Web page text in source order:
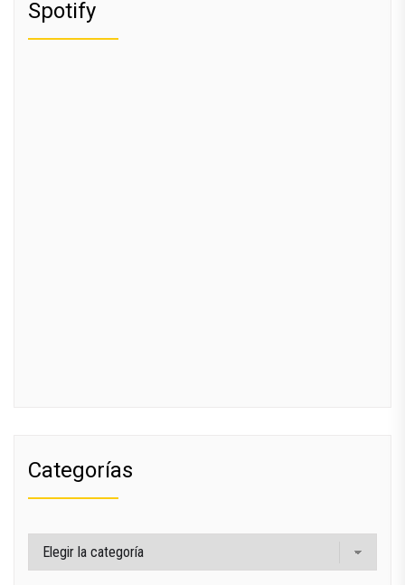
Spotify
Categorías
Categorías